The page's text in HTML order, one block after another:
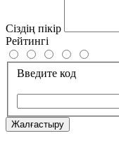
Сіздің пікір
Рейтингі
Введите код
Жалғастыру